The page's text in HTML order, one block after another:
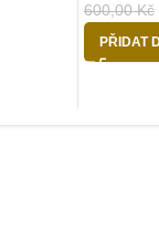
600,00Kč
PŘIDAT